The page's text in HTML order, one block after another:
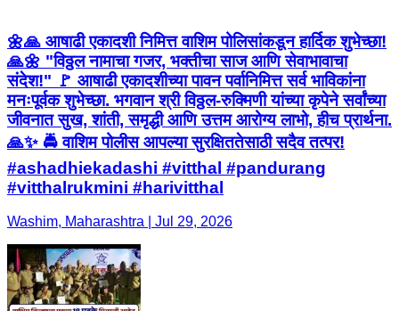
🌼🙏 आषाढी एकादशी निमित्त वाशिम पोलिसांकडून हार्दिक शुभेच्छा!
🙏🌼 "विठ्ठल नामाचा गजर, भक्तीचा साज आणि सेवाभावाचा
संदेश!" 🚩 आषाढी एकादशीच्या पावन पर्वानिमित्त सर्व भाविकांना
मनःपूर्वक शुभेच्छा. भगवान श्री विठ्ठल-रुक्मिणी यांच्या कृपेने सर्वांच्या
जीवनात सुख, शांती, समृद्धी आणि उत्तम आरोग्य लाभो, हीच प्रार्थना.
🙏✨ 🚔 वाशिम पोलीस आपल्या सुरक्षिततेसाठी सदैव तत्पर!
#ashadhiekadashi #vitthal #pandurang
#vitthalrukmini #harivitthal
Washim, Maharashtra | Jul 29, 2026